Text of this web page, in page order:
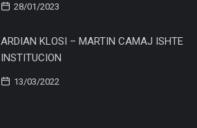
28/01/2023
ARDIAN KLOSI – MARTIN CAMAJ ISHTE
INSTITUCION
13/03/2022